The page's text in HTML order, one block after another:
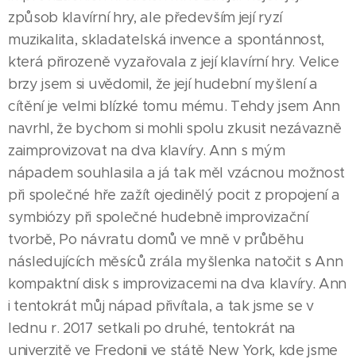
způsob klavírní hry, ale především její ryzí
muzikalita, skladatelská invence a spontánnost,
která přirozeně vyzařovala z její klavírní hry. Velice
brzy jsem si uvědomil, že její hudební myšlení a
cítění je velmi blízké tomu mému. Tehdy jsem Ann
navrhl, že bychom si mohli spolu zkusit nezávazně
zaimprovizovat na dva klavíry. Ann s mým
nápadem souhlasila a já tak měl vzácnou možnost
při společné hře zažít ojedinělý pocit z propojení a
symbiózy při společné hudebně improvizační
tvorbě, Po návratu domů ve mně v průběhu
následujících měsíců zrála myšlenka natočit s Ann
kompaktní disk s improvizacemi na dva klavíry. Ann
i tentokrát můj nápad přivítala, a tak jsme se v
lednu r. 2017 setkali po druhé, tentokrát na
univerzitě ve Fredonii ve státě New York, kde jsme